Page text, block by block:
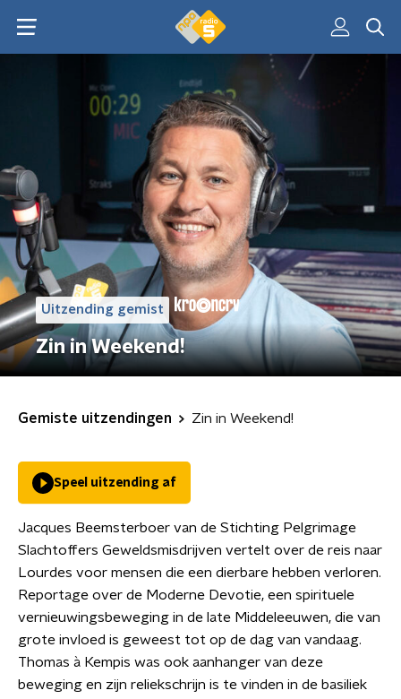
Uitzending gemist
Zin in Weekend!
Gemiste uitzendingen Zin in Weekend!
Speel uitzending af
Jacques Beemsterboer van de Stichting Pelgrimage
Slachtoffers Geweldsmisdrijven vertelt over de reis naar
Lourdes voor mensen die een dierbare hebben verloren.
Reportage over de Moderne Devotie, een spirituele
vernieuwingsbeweging in de late Middeleeuwen, die van
grote invloed is geweest tot op de dag van vandaag.
Thomas à Kempis was ook aanhanger van deze
beweging en zijn reliekschrijn is te vinden in de basiliek